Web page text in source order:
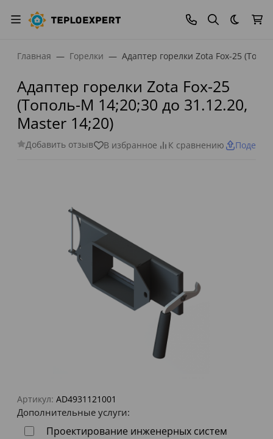
Темная
Главная Горелки Адаптер горелки Zota Fox-25
Адаптер горелки Zota Fox-25
(Тополь-М 14;20;30 до 31.12.20,
Master 14;20)
Добавить отзыв В избранное К сравнению
Артикул: AD4931121001
Дополнительные услуги:
Проектирование инженерных систем